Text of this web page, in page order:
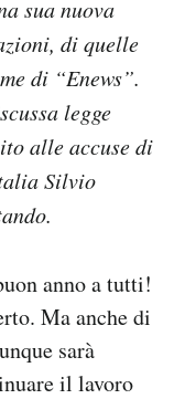
sua nuova
di quelle
di “Enews”.
legge
alle accuse di
Silvio
anno a tutti!
Ma anche di
sarà
il lavoro